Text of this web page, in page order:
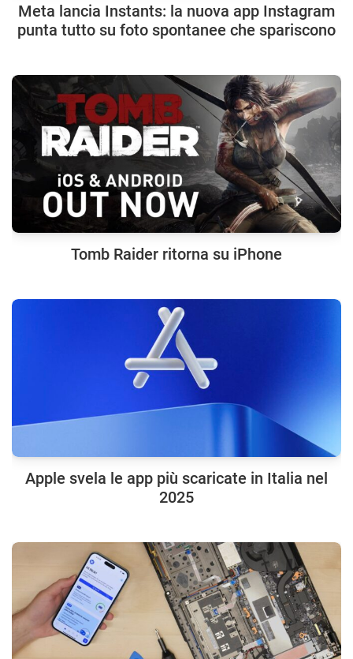
Meta lancia Instants: la nuova app Instagram
punta tutto su foto spontanee che spariscono
Tomb Raider ritorna su iPhone
Apple svela le app più scaricate in Italia nel
2025